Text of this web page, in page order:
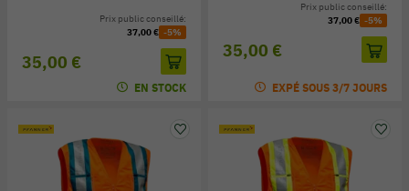
35,00 €
Prix public conseillé:
37,00 € -5%
EN STOCK
35,00 €
Prix public conseillé:
37,00 € -5%
EXPÉ SOUS 3/7 JOURS